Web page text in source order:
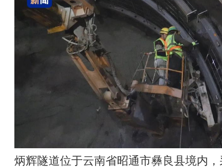
炳辉隧道位于云南省昭通市彝良县境内